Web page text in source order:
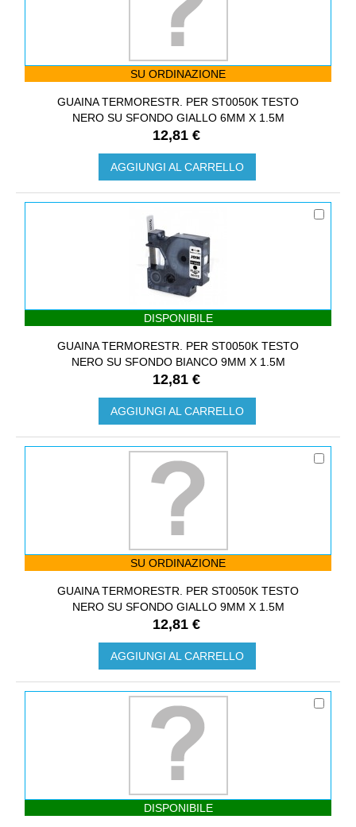
SU ORDINAZIONE
GUAINA TERMORESTR. PER ST0050K TESTO
NERO SU SFONDO GIALLO 6MM X 1.5M
12,81 €
AGGIUNGI AL CARRELLO
DISPONIBILE
GUAINA TERMORESTR. PER ST0050K TESTO
NERO SU SFONDO BIANCO 9MM X 1.5M
12,81 €
AGGIUNGI AL CARRELLO
SU ORDINAZIONE
GUAINA TERMORESTR. PER ST0050K TESTO
NERO SU SFONDO GIALLO 9MM X 1.5M
12,81 €
AGGIUNGI AL CARRELLO
DISPONIBILE